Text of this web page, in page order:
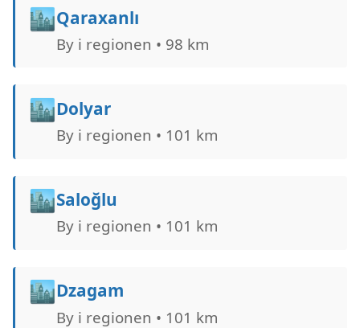
🏙️Qaraxanlı
By i regionen • 98 km
🏙️Dolyar
By i regionen • 101 km
🏙️Saloğlu
By i regionen • 101 km
🏙️Dzagam
By i regionen • 101 km